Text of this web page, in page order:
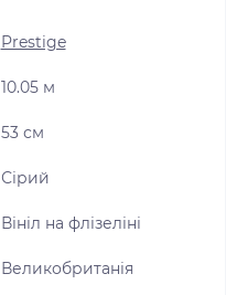
Prestige
10.05 м
53 см
Сірий
Вініл на флізеліні
Великобританія